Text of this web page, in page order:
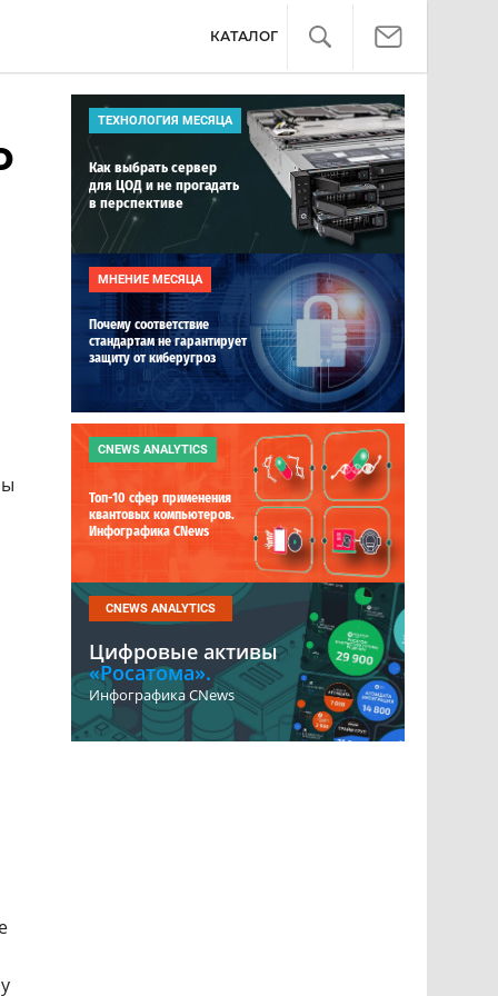
КАТАЛОГ
ТЕХНОЛОГИЯ МЕСЯЦА
Как выбрать сервер
для ЦОД и не прогадать
в перспективе
МНЕНИЕ МЕСЯЦА
Почему соответствие
стандартам не гарантирует
защиту от киберугроз
CNEWS ANALYTICS
Топ-10 сфер применения
квантовых компьютеров.
Инфографика CNews
CNEWS ANALYTICS
Цифровые активы
«Росатома».
Инфографика CNews